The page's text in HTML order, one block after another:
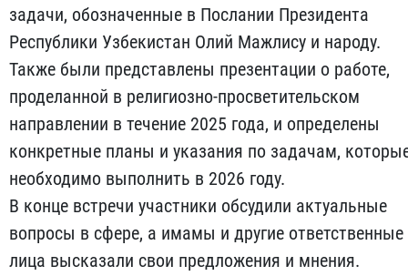
задачи, обозначенные в Послании Президента
Республики Узбекистан Олий Мажлису и народу.
Также были представлены презентации о работе,
проделанной в религиозно-просветительском
направлении в течение 2025 года, и определены
конкретные планы и указания по задачам,
необходимо выполнить в 2026 году.
В конце встречи участники обсудили актуальные
вопросы в сфере, а имамы и другие ответственные
лица высказали свои предложения и мнения.